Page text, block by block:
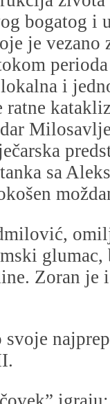
bogatog i
je vezano
i
ratne
sa
glumac,
Zoran je